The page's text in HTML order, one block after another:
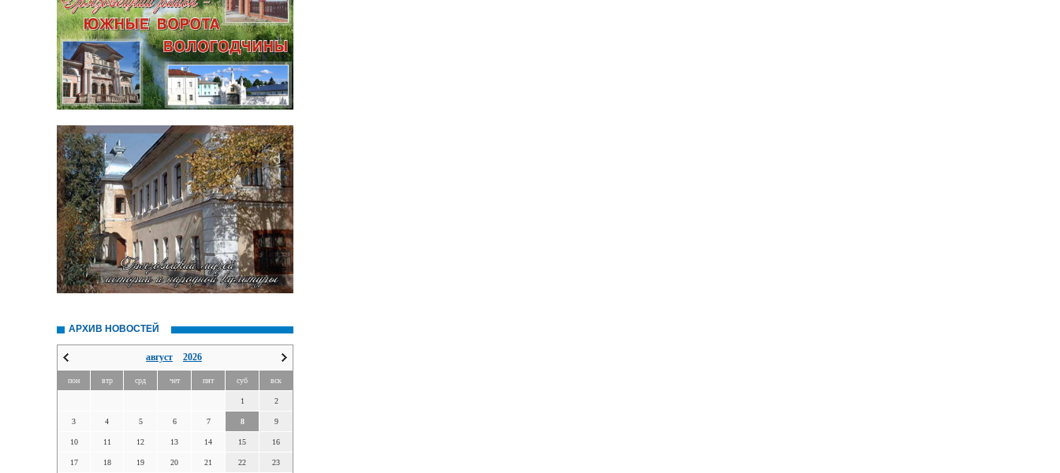
АРХИВ НОВОСТЕЙ
август 2026
пон втр срд чет пят суб вск
1 2
3 4 5 6 7 8 9
10 11 12 13 14 15 16
17 18 19 20 21 22 23